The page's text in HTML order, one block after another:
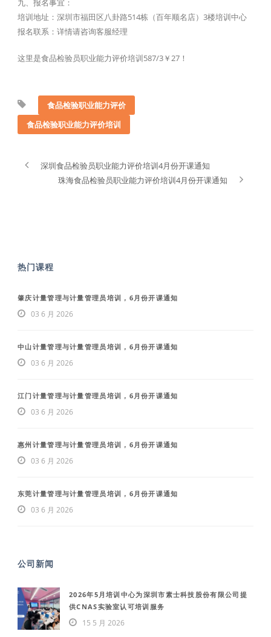
九、报名事宜：
培训地址：深圳市福田区八卦路514栋（百年顺名店）3楼培训中心
报名联系：详情请咨询客服经理
这里是食品检验员职业能力评价培训587/3￥27！
食品检验职业能力评价
食品检验职业能力评价培训
深圳食品检验员职业能力评价培训4月份开课通知
珠海食品检验员职业能力评价培训4月份开课通知
热门课程
肇庆计量管理与计量管理员培训，6月份开课通知
03 6 月 2026
中山计量管理与计量管理员培训，6月份开课通知
03 6 月 2026
江门计量管理与计量管理员培训，6月份开课通知
03 6 月 2026
惠州计量管理与计量管理员培训，6月份开课通知
03 6 月 2026
东莞计量管理与计量管理员培训，6月份开课通知
03 6 月 2026
公司新闻
2026年5月培训中心为深圳市素士科技股份有限公司提
供CNAS实验室认可培训服务
15 5 月 2026